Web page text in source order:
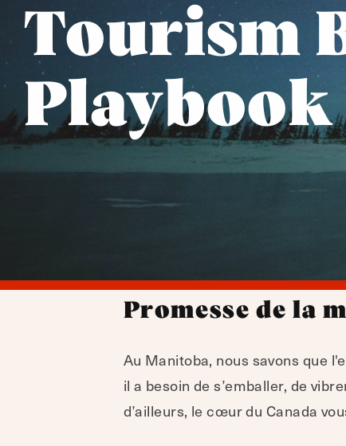
Tourism
Playbook
Promesse de la
Au Manitoba, nous savons que
il a besoin de s’emballer, de
d’ailleurs, le cœur du Canada